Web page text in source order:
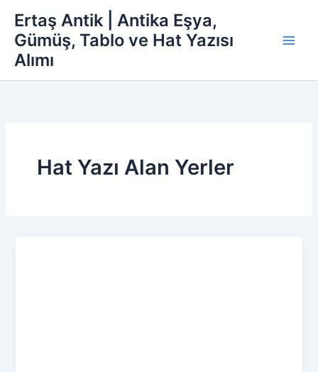
atlaErtaş Antik | Antika Eşya,
Gümüş, Tablo ve Hat Yazısı
Alımı
Hat Yazı Alan Yerler